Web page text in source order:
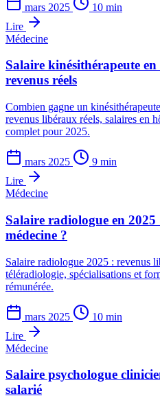
mars 2025
10 min
Lire
Médecine
Salaire kinésithérapeute
revenus réels
Combien gagne un
revenus libéraux réels, salaires en
complet pour 2025.
mars 2025
9 min
Lire
Médecine
Salaire radiologue en
médecine ?
Salaire radiologue 2025 : revenus
téléradiologie, spécialisations et
rémunérée.
mars 2025
10 min
Lire
Médecine
Salaire psychologue
salarié